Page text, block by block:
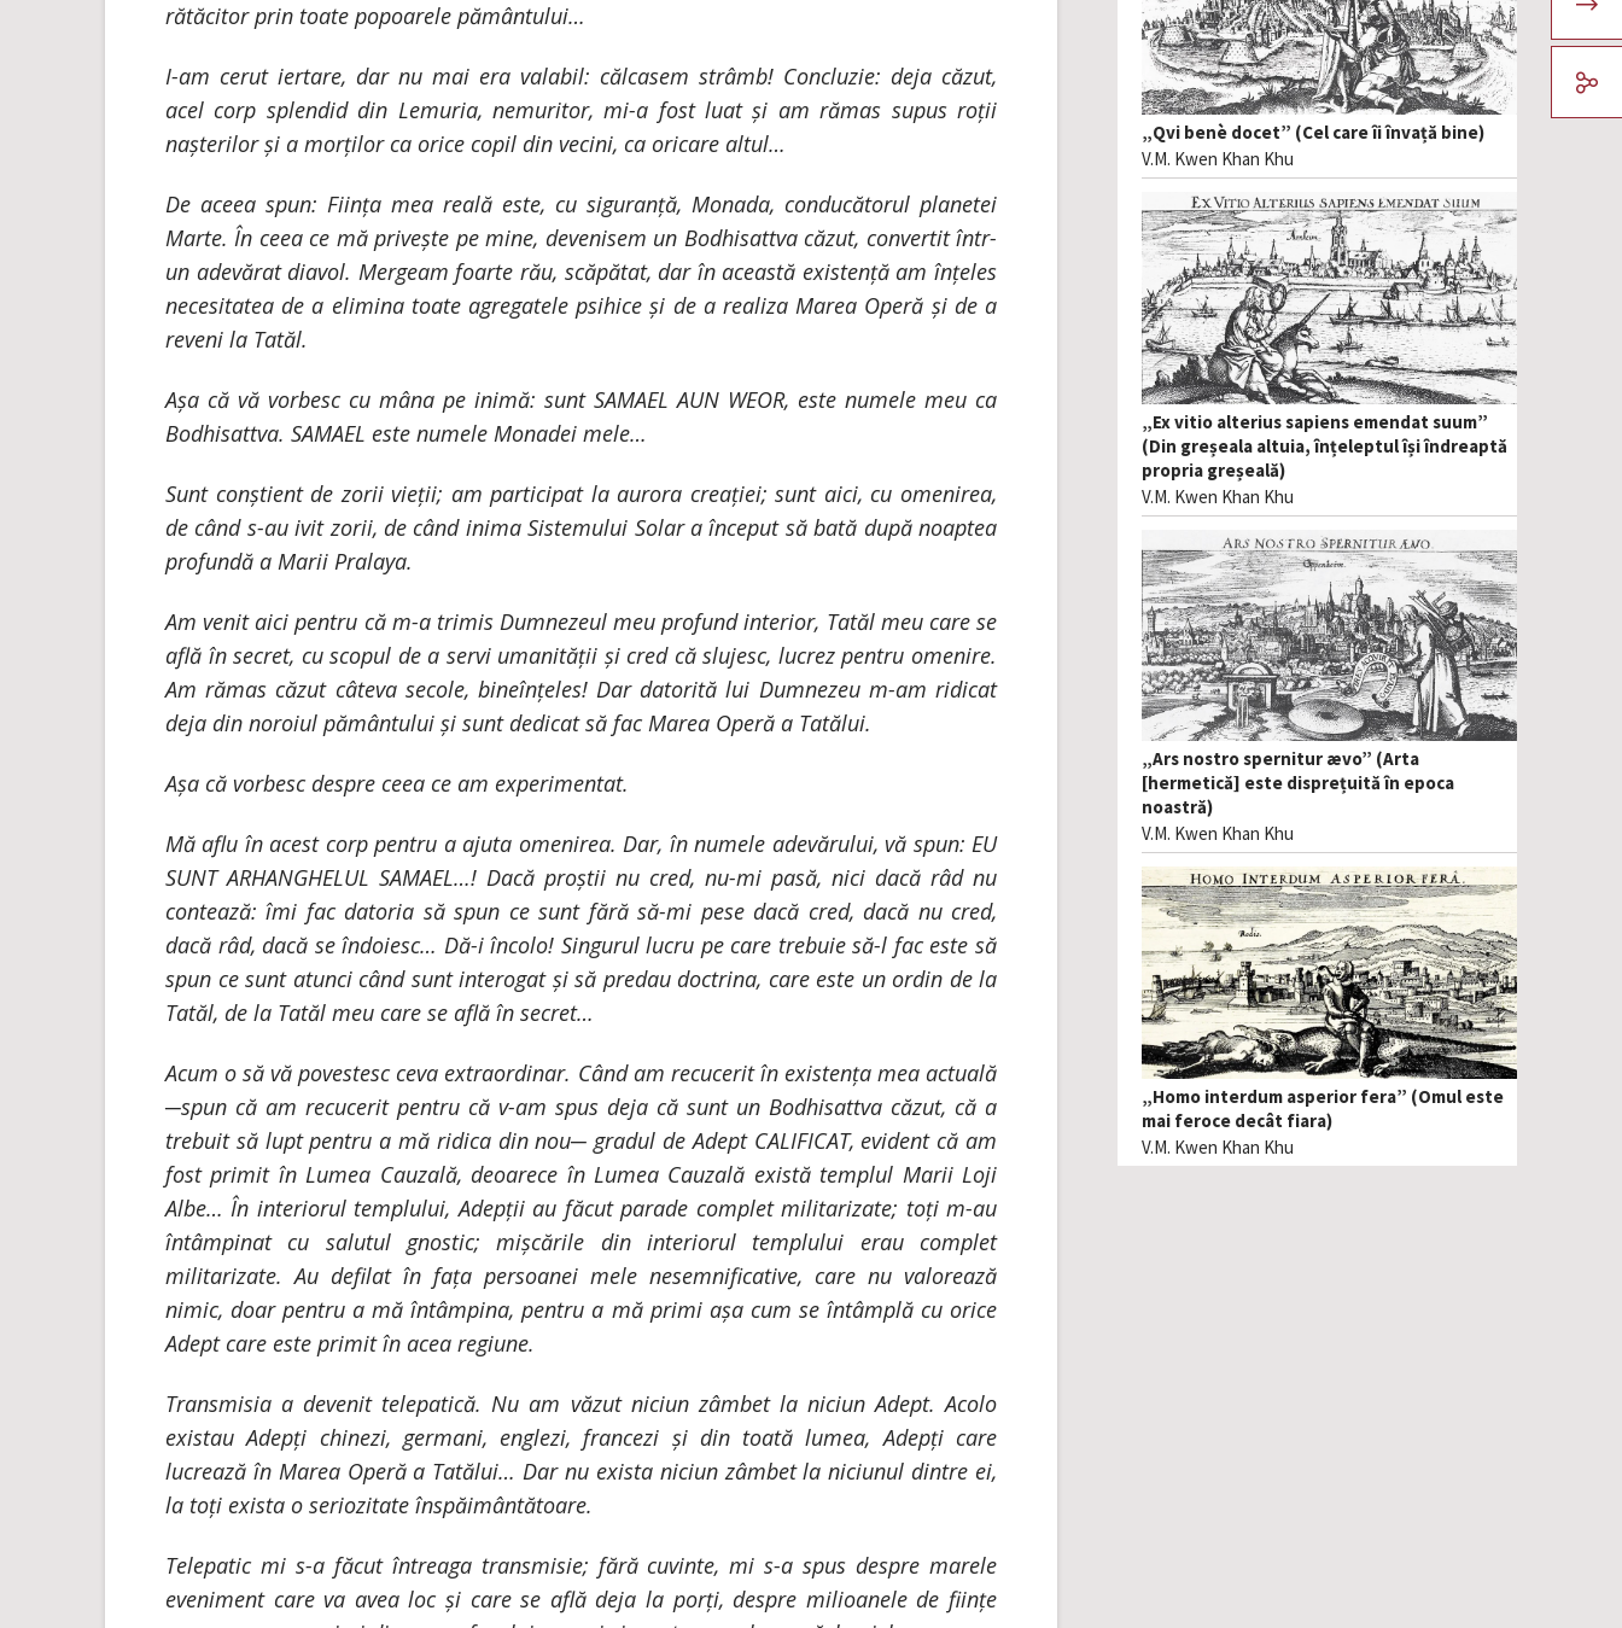
rătăcitor prin toate popoarele pământului…
I-am cerut iertare, dar nu mai era valabil: călcasem strâmb! Concluzie: deja căzut,
acel corp splendid din Lemuria, nemuritor, mi-a fost luat și am rămas supus roții
nașterilor și a morților ca orice copil din vecini, ca oricare altul…
De aceea spun: Ființa mea reală este, cu siguranță, Monada, conducătorul planetei
Marte. În ceea ce mă privește pe mine, devenisem un Bodhisattva căzut, convertit într-
un adevărat diavol. Mergeam foarte rău, scăpătat, dar în această existență am înțeles
necesitatea de a elimina toate agregatele psihice și de a realiza Marea Operă și de a
reveni la Tatăl.
Așa că vă vorbesc cu mâna pe inimă: sunt SAMAEL AUN WEOR, este numele meu ca
Bodhisattva. SAMAEL este numele Monadei mele…
Sunt conștient de zorii vieții; am participat la aurora creației; sunt aici, cu omenirea,
de când s-au ivit zorii, de când inima Sistemului Solar a început să bată după noaptea
profundă a Marii Pralaya.
Am venit aici pentru că m-a trimis Dumnezeul meu profund interior, Tatăl meu care se
află în secret, cu scopul de a servi umanității și cred că slujesc, lucrez pentru omenire.
Am rămas căzut câteva secole, bineînțeles! Dar datorită lui Dumnezeu m-am ridicat
deja din noroiul pământului și sunt dedicat să fac Marea Operă a Tatălui.
Așa că vorbesc despre ceea ce am experimentat.
Mă aflu în acest corp pentru a ajuta omenirea. Dar, în numele adevărului, vă spun: EU
SUNT ARHANGHELUL SAMAEL…! Dacă proștii nu cred, nu-mi pasă, nici dacă râd nu
contează: îmi fac datoria să spun ce sunt fără să-mi pese dacă cred, dacă nu cred,
dacă râd, dacă se îndoiesc… Dă-i încolo! Singurul lucru pe care trebuie să-l fac este să
spun ce sunt atunci când sunt interogat și să predau doctrina, care este un ordin de la
Tatăl, de la Tatăl meu care se află în secret…
Acum o să vă povestesc ceva extraordinar. Când am recucerit în existența mea actuală
─spun că am recucerit pentru că v-am spus deja că sunt un Bodhisattva căzut, că a
trebuit să lupt pentru a mă ridica din nou─ gradul de Adept CALIFICAT, evident că am
fost primit în Lumea Cauzală, deoarece în Lumea Cauzală există templul Marii Loji
Albe… În interiorul templului, Adepții au făcut parade complet militarizate; toți m-au
întâmpinat cu salutul gnostic; mișcările din interiorul templului erau complet
militarizate. Au defilat în fața persoanei mele nesemnificative, care nu valorează
nimic, doar pentru a mă întâmpina, pentru a mă primi așa cum se întâmplă cu orice
Adept care este primit în acea regiune.
Transmisia a devenit telepatică. Nu am văzut niciun zâmbet la niciun Adept. Acolo
existau Adepți chinezi, germani, englezi, francezi și din toată lumea, Adepți care
lucrează în Marea Operă a Tatălui… Dar nu exista niciun zâmbet la niciunul dintre ei,
la toți exista o seriozitate înspăimântătoare.
Telepatic mi s-a făcut întreaga transmisie; fără cuvinte, mi s-a spus despre marele
eveniment care va avea loc și care se află deja la porți, despre milioanele de ființe
„Qvi benè docet” (Cel care îi învață bine)
V.M. Kwen Khan Khu
„Ex vitio alterius sapiens emendat suum”
(Din greșeala altuia, înțeleptul își îndreaptă
propria greșeală)
V.M. Kwen Khan Khu
„Ars nostro spernitur ævo” (Arta
[hermetică] este disprețuită în epoca
noastră)
V.M. Kwen Khan Khu
„Homo interdum asperior fera” (Omul este
mai feroce decât fiara)
V.M. Kwen Khan Khu